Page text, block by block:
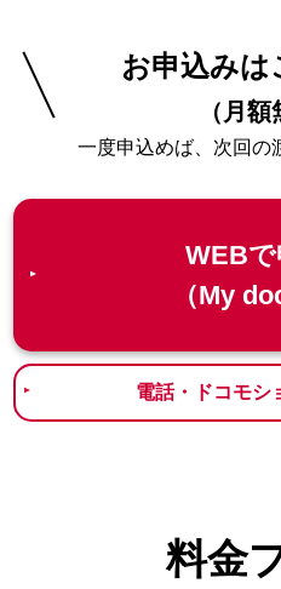
お申込みは
（月額
一度申込めば、次回の
WEB
（My
電話・ドコモシ
料金